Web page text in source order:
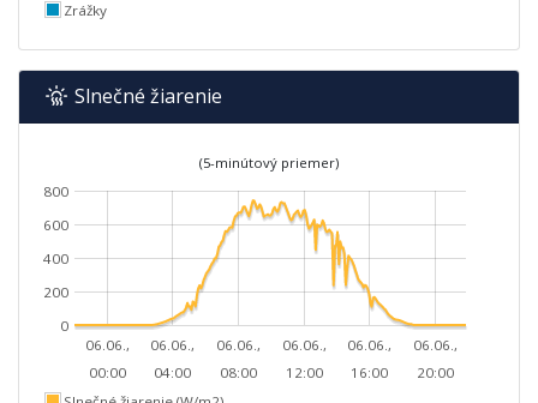
Zrážky
Slnečné žiarenie
(5-minútový priemer)
06.06.,
00:00
06.06.,
04:00
06.06.,
08:00
06.06.,
12:00
06.06.,
16:00
06.06.,
20:00
0
200
400
600
800